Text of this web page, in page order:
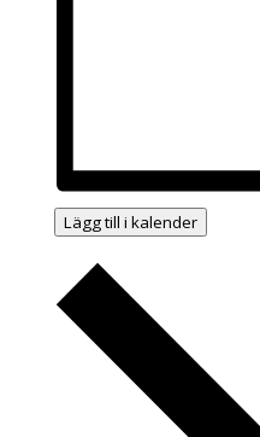
Lägg till i kalender